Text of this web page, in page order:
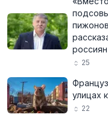
россиян
25
улицах
22